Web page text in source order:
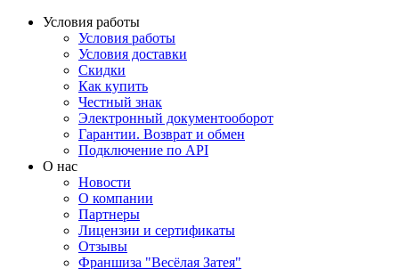
Условия работы
Условия работы
Условия доставки
Скидки
Как купить
Честный знак
Электронный документооборот
Гарантии. Возврат и обмен
Подключение по API
О нас
Новости
О компании
Партнеры
Лицензии и сертификаты
Отзывы
Франшиза "Весёлая Затея"